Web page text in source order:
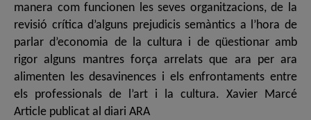
manera com funcionen les seves organitzacions, de la
revisió crítica d’alguns prejudicis semàntics a l’hora de
parlar d’economia de la cultura i de qüestionar amb
rigor alguns mantres força arrelats que ara per ara
alimenten les desavinences i els enfrontaments entre
els professionals de l’art i la cultura. Xavier Marcé
Article publicat al diari ARA